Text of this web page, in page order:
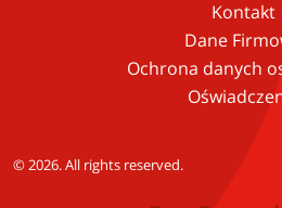
Kontakt
Dane
Ochrona danych
© 2026. All rights reserved.